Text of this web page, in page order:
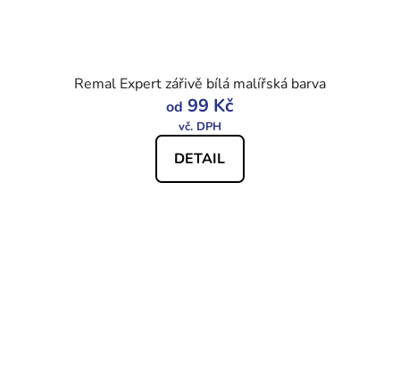
Remal Expert zářivě bílá malířská barva
od 99 Kč
DETAIL